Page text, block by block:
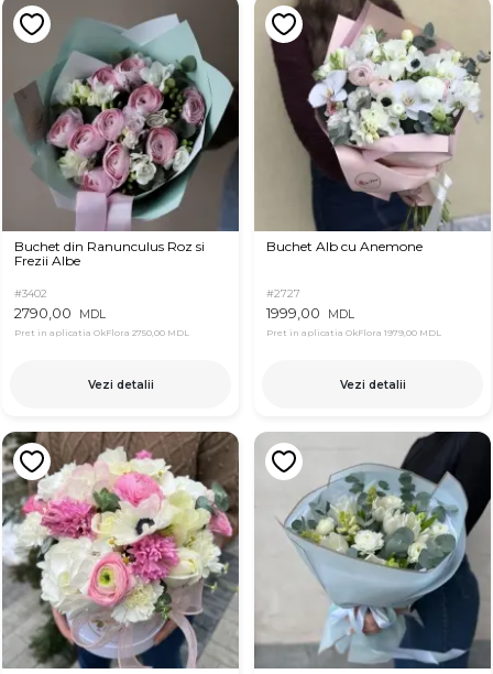
Buchet din Ranunculus Roz si
Frezii Albe
#3402
2790,00 MDL
Pret in aplicatia OkFlora 2750,00 MDL
Vezi detalii
Buchet Alb cu Anemone
#2727
1999,00 MDL
Pret in aplicatia OkFlora 1979,00 MDL
Vezi detalii